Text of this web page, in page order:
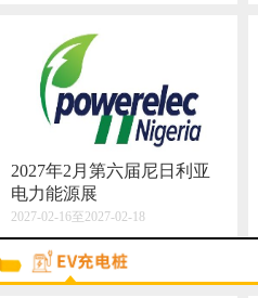
2027年2月第六届尼日利亚
电力能源展
2027-02-16至2027-02-18